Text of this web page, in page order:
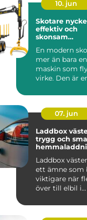
10. jun
Skotare nyckeln till
effektiv och
skonsam
En modern
mer än bara en
maskin som
virke. Den är
mellan
07. jun
Laddbox
trygg och
Laddbox
ett ämne som
viktigare när
över till elbil i